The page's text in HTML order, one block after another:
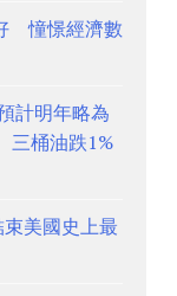
憧憬經濟數
計明年略為
三桶油跌1%
美國史上最